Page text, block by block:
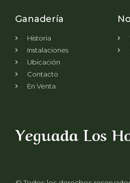
Ganadería
Historia
Instalaciones
Ubicación
Contacto
En Venta
Yeguada Los